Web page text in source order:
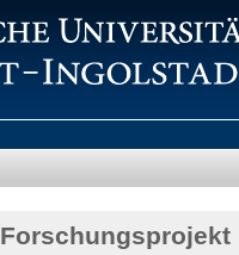
Forschungsprojekt